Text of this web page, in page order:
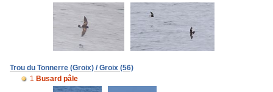
Trou du Tonnerre (Groix) / Groix (56)
1 Busard pâle